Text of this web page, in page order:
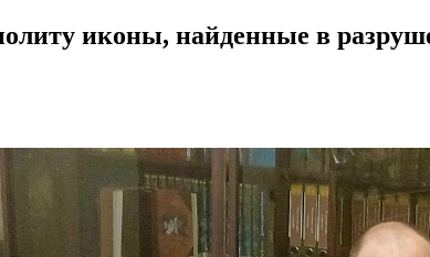
иконы, найденные в